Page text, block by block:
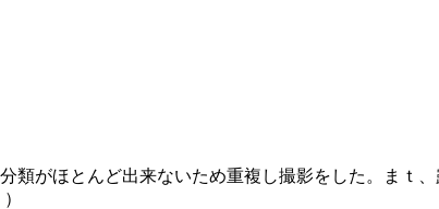
がほとんど出来ないため重複し撮影をした。まｔ